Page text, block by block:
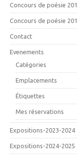
Concours de poésie
Concours de poésie
Contact
Evenements
Catégories
Emplacements
Étiquettes
Mes réservations
Expositions-2023-2024
Expositions-2024-2025